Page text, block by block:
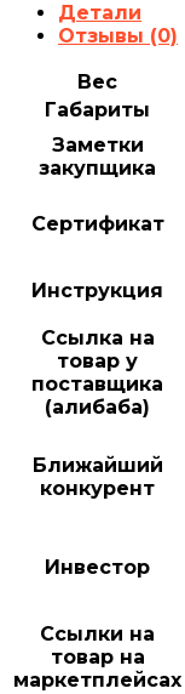
Детали
Отзывы (0)
Вес
Габариты
Заметки
закупщика
Сертификат
Инструкция
Ссылка на
товар у
поставщика
(алибаба)
Ближайший
конкурент
Инвестор
Ссылки на
товар на
маркетплейсах